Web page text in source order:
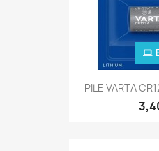
PILE VARTA